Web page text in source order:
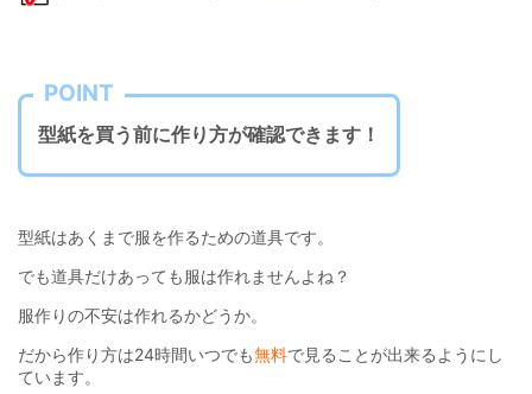
POINT
型紙を買う前に作り方が確認できます！
型紙はあくまで服を作るための道具です。
でも道具だけあっても服は作れませんよね？
服作りの不安は作れるかどうか。
だから作り方は24時間いつでも無料で見ることが出来るようにし
ています。